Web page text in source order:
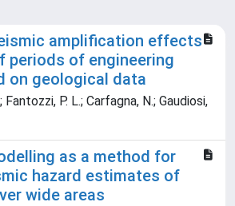
amplification effects
periods of engineering
on geological data
P. L.; Carfagna, N.; Gaudiosi,
as a method for
hazard estimates of
wide areas